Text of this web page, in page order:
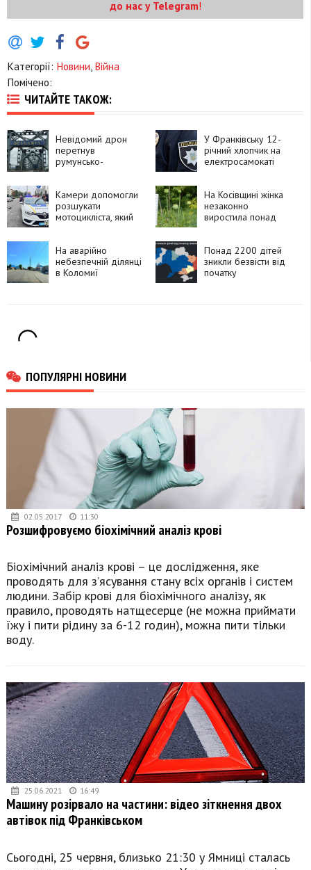
до нас у Telegram!
Категорії: Новини, Війна
Помічено:
ЧИТАЙТЕ ТАКОЖ:
Невідомий дрон
перетнув
румунсько-
У Франківську 12-
річний хлопчик на
електросамокаті
Камери допомогли
розшукати
мотоцикліста, який
На Косівщині жінка
незаконно
виростила понад
На аварійно
небезпечній ділянці
в Коломиї
Понад 2200 дітей
зникли безвісти від
початку
ПОПУЛЯРНІ НОВИНИ
02.05.2017 11:30
Розшифровуємо біохімічний аналіз крові
Біохімічний аналіз крові – це дослідження, яке
проводять для з’ясування стану всіх органів і систем
людини. Забір крові для біохімічного аналізу, як
правило, проводять натщесерце (не можна приймати
їжу і пити рідину за 6-12 годин), можна пити тільки
воду.
25.06.2021 16:49
Машину розірвало на частини: відео зіткнення двох
автівок під Франківськом
Сьогодні, 25 червня, близько 21:30 у Ямниці сталась